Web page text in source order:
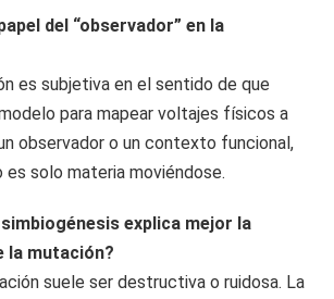
del “observador” en la
es subjetiva en el sentido de que
para mapear voltajes físicos a
observador o un contexto funcional,
solo materia moviéndose.
explica mejor la
la mutación?
suele ser destructiva o ruidosa. La